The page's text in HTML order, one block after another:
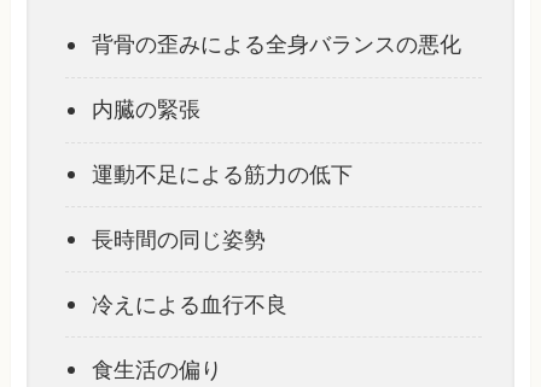
背骨の歪みによる全身バランスの悪化
内臓の緊張
運動不足による筋力の低下
長時間の同じ姿勢
冷えによる血行不良
食生活の偏り